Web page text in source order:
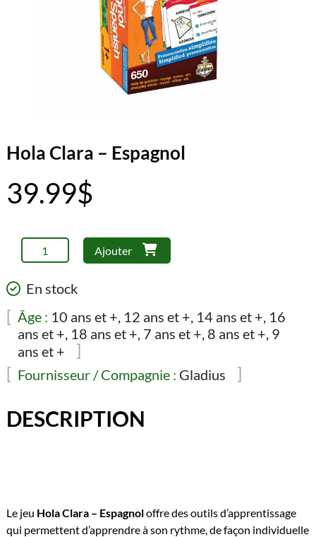
Hola Clara – Espagnol
39.99$
quantité
de
Clara
-
Espagnol
Ajouter
En stock
Âge : 10 ans et +, 12 ans et +, 14 ans et +, 16
ans et +, 18 ans et +, 7 ans et +, 8 ans et +, 9
ans et +
Fournisseur / Compagnie : Gladius
DESCRIPTION
Le jeu Hola Clara – Espagnoloffre des outils d’apprentissage
qui permettent d’apprendre à son rythme, de façon individuelle